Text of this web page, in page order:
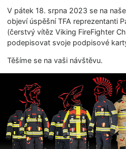
V pátek 18. srpna 2023 se na
objeví úspěšní TFA reprezentanti
(čerstvý vítěz Viking FireFighter
podepisovat svoje podpisové
Těšíme se na vaši návštěvu.